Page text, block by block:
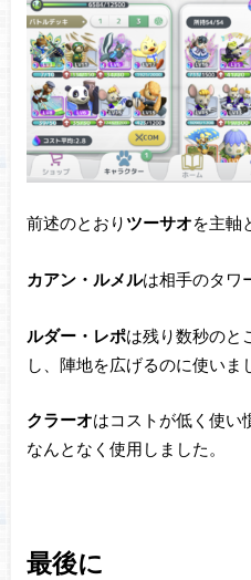
前述のとおり ツーサオを主軸
カアン・ルメルは相手のタワ
ルダー・レポは残り数秒のと
し、陣地を広げるのに使いま
クラーオはコストが低く使い
なんとなく使用しました。
最後に